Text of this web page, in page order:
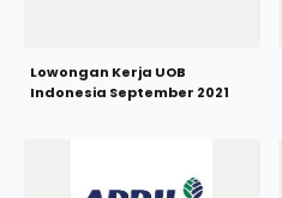
Lowongan Kerja UOB
Indonesia September 2021